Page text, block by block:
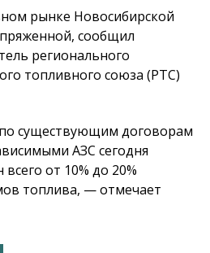
рынке Новосибирской
сообщил
регионального
топливного союза (РТС)
существующим договорам
АЗС сегодня
от 10% до 20%
топлива, — отмечает